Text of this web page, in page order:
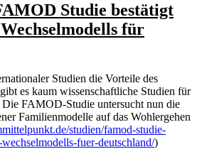
Studie bestätigt
für
Studien die Vorteile des
es kaum wissenschaftliche Studien für
FAMOD-Studie untersucht nun die
Familienmodelle auf das Wohlergehen
studien/famod-studie-
fuer-deutschland/)